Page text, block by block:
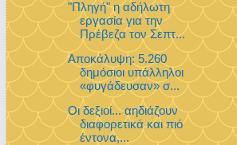
"Πληγή" η αδήλωτη
εργασία για την
Πρέβεζα τον Σεπτ...
Αποκάλυψη: 5.260
δημόσιοι υπάλληλοι
«φυγάδευσαν» σ...
Οι δεξιοί... αηδιάζουν
διαφορετικά και πιό
έντονα,...